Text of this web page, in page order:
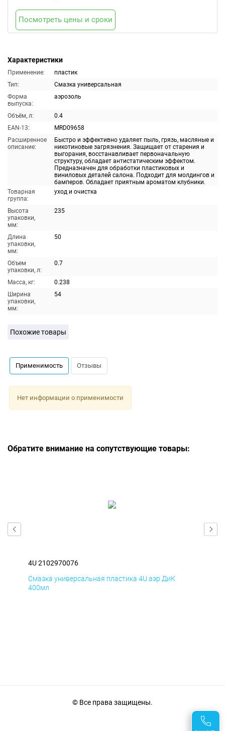
Характеристики
Применение:
пластик
Тип:
Смазка универсальная
Форма
выпуска:
аэрозоль
Объём, л:
0.4
EAN-13:
MRD09658
Расширенное
описание:
Быстро и эффективно удаляет пыль, грязь, масляные и
никотиновые загрязнения. Защищает от старения и
выгорания, восстанавливает первоначальную
структуру, обладает антистатическим эффектом.
Предназначен для обработки пластиковых и
виниловых деталей салона. Подходит для молдингов и
бамперов. Обладает приятным ароматом клубники.
Товарная
группа:
уход и очистка
Высота
упаковки,
мм:
235
Длина
упаковки,
мм:
50
Объем
упаковки, л:
0.7
Масса, кг:
0.238
Ширина
упаковки,
мм:
54
Посмотреть цены и сроки
Похожие товары
Применимость Отзывы
Нет информации о применимости
Обратите внимание на сопутствующие товары:
4U 2102970076
Смазка универсальная пластика 4U аэр ДиК
400мл
© Все права защищены.